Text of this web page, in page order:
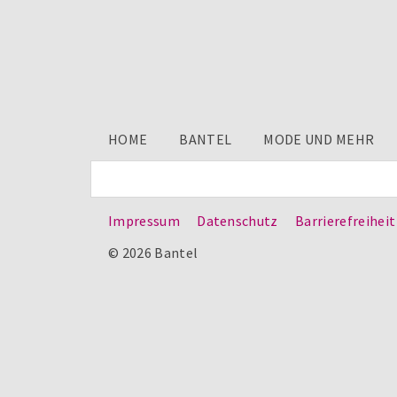
HOME BANTEL MODE UND MEHR
Impressum Datenschutz
Barrierefreiheit
© 2026 Bantel